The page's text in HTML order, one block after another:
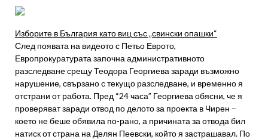
Изборите в България като виц със „свински опашки“
След появата на видеото с Петьо Еврото,
Европрокуратурата започна административното
разследване срещу Теодора Георгиева заради възможно
нарушение, свързано с текущо разследване, и временно я
отстрани от работа. Пред “24 часа” Георгиева обясни, че я
проверяват заради отвод по делото за проекта в Чирен –
което не беше обявила по-рано, а причината за отвода бил
натиск от страна на Делян Пеевски, който я застрашавал. По